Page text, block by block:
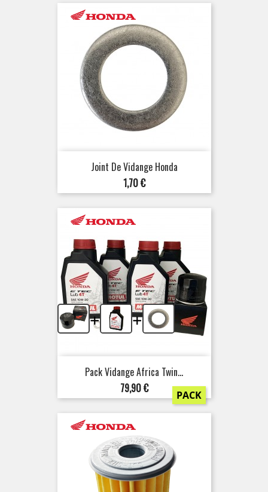
Joint De Vidange Honda
Prix
1,70 €
+ +
Pack Vidange Africa Twin...
Prix
79,90 € PACK